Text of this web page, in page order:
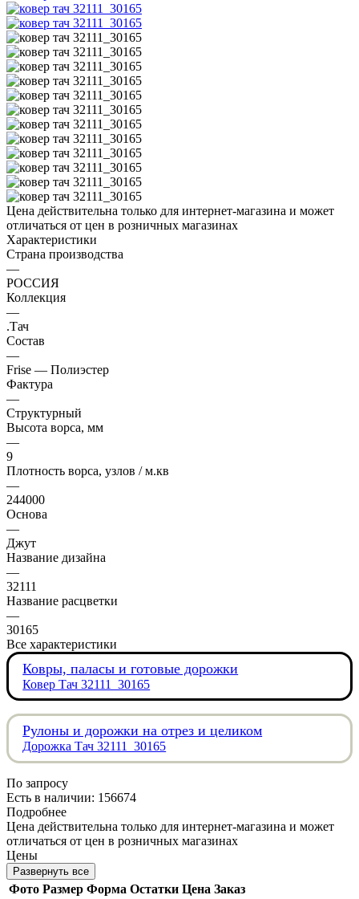
Цена действительна только для интернет-магазина и может
отличаться от цен в розничных магазинах
Характеристики
Страна производства
—
РОССИЯ
Коллекция
—
.Тач
Состав
—
Frise — Полиэстер
Фактура
—
Структурный
Высота ворса, мм
—
9
Плотность ворса, узлов / м.кв
—
244000
Основа
—
Джут
Название дизайна
—
32111
Название расцветки
—
30165
Все характеристики
Ковры, паласы и готовые дорожки
Ковер Тач 32111_30165
Рулоны и дорожки на отрез и целиком
Дорожка Тач 32111_30165
По запросу
Есть в наличии: 156674
Подробнее
Цена действительна только для интернет-магазина и может
отличаться от цен в розничных магазинах
Цены
Развернуть все
Фото Размер Форма Остатки Цена Заказ